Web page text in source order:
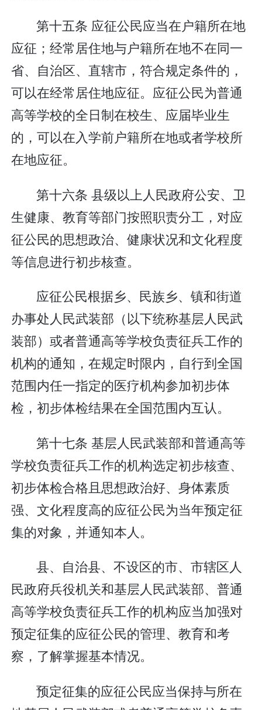
第十五条 应征公民应当在户籍所在地
应征；经常居住地与户籍所在地不在同一
省、自治区、直辖市，符合规定条件的，
可以在经常居住地应征。应征公民为普通
高等学校的全日制在校生、应届毕业生
的，可以在入学前户籍所在地或者学校所
在地应征。
第十六条 县级以上人民政府公安、卫
生健康、教育等部门按照职责分工，对应
征公民的思想政治、健康状况和文化程度
等信息进行初步核查。
应征公民根据乡、民族乡、镇和街道
办事处人民武装部（以下统称基层人民武
装部）或者普通高等学校负责征兵工作的
机构的通知，在规定时限内，自行到全国
范围内任一指定的医疗机构参加初步体
检，初步体检结果在全国范围内互认。
第十七条 基层人民武装部和普通高等
学校负责征兵工作的机构选定初步核查、
初步体检合格且思想政治好、身体素质
强、文化程度高的应征公民为当年预定征
集的对象，并通知本人。
县、自治县、不设区的市、市辖区人
民政府兵役机关和基层人民武装部、普通
高等学校负责征兵工作的机构应当加强对
预定征集的应征公民的管理、教育和考
察，了解掌握基本情况。
预定征集的应征公民应当保持与所在